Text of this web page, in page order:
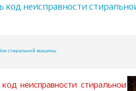
код неисправности
стиральной машины
неисправности стиральной